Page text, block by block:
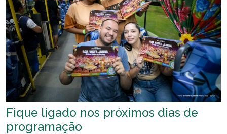
Fique ligado nos próximos dias de
programação